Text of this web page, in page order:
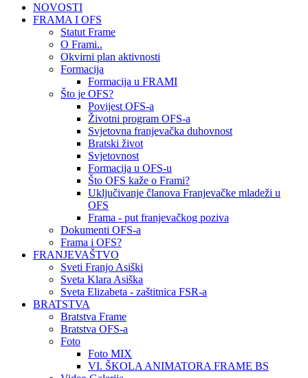
NOVOSTI
FRAMA I OFS
Statut Frame
O Frami..
Okvirni plan aktivnosti
Formacija
Formacija u FRAMI
Što je OFS?
Povijest OFS-a
Životni program OFS-a
Svjetovna franjevačka duhovnost
Bratski život
Svjetovnost
Formacija u OFS-u
Što OFS kaže o Frami?
Uključivanje članova Franjevačke mladeži u
OFS
Frama - put franjevačkog poziva
Dokumenti OFS-a
Frama i OFS?
FRANJEVAŠTVO
Sveti Franjo Asiški
Sveta Klara Asiška
Sveta Elizabeta - zaštitnica FSR-a
BRATSTVA
Bratstva Frame
Bratstva OFS-a
Foto
Foto MIX
VI. ŠKOLA ANIMATORA FRAME BS